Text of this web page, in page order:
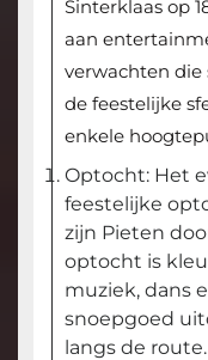
Sinterklaas op
aan
verwachten die
de feestelijke
enkele
Optocht: Het
feestelijke
zijn Pieten
optocht is
muziek, dans
snoepgoed
langs de route.